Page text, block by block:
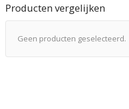
Producten vergelijken
Geen producten geselecteerd.